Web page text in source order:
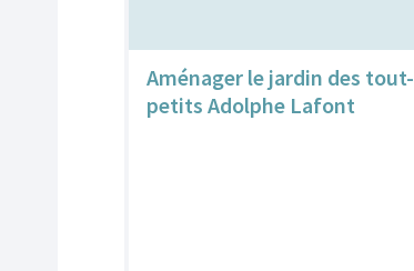
Aménager le jardin des tout-
petits Adolphe Lafont